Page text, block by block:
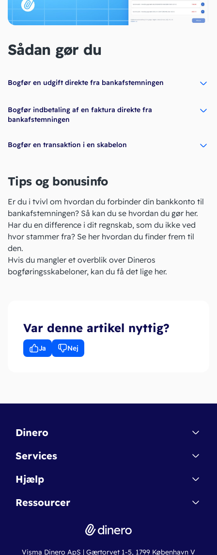
Sådan gør du
Bogfør en udgift direkte fra bankafstemningen
Bogfør indbetaling af en faktura direkte fra
bankafstemningen
Bogfør en transaktion i en skabelon
Tips og bonusinfo
Er du i tvivl om hvordan du forbinder din bankkonto til
bankafstemningen? Så kan du se hvordan du gør her.
Har du en difference i dit regnskab, som du ikke ved
hvor stammer fra? Se her hvordan du finder frem til
den.
Hvis du mangler et overblik over Dineros
bogføringsskabeloner, kan du få det lige her.
Var denne artikel nyttig?
Ja Nej
Dinero
Kontakt
Betingelser & Sikkerhed
Nye funktioner
Services
Dinero Starter
Dinero Pro
Erhvervslån
Hjælp
Regnskabsordbogen
Ressourcer
Ny virksomhed
Visma Dinero ApS | Gærtorvet 1-5, 1799 København V